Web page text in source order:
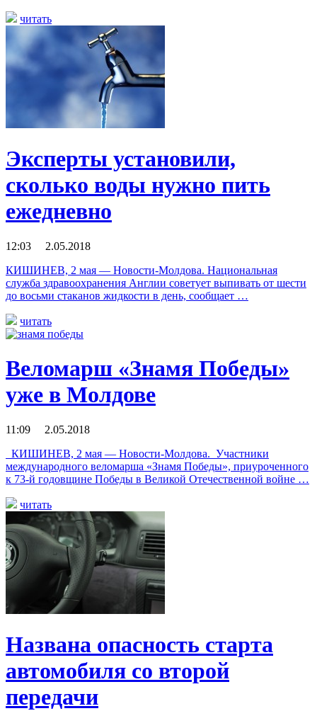
читать
Эксперты установили,
сколько воды нужно пить
ежедневно
12:03 2.05.2018
КИШИНЕВ, 2 мая — Новости-Молдова. Национальная
служба здравоохранения Англии советует выпивать от шести
до восьми стаканов жидкости в день, сообщает …
читать
Веломарш «Знамя Победы»
уже в Молдове
11:09 2.05.2018
КИШИНЕВ, 2 мая — Новости-Молдова. Участники
международного веломарша «Знамя Победы», приуроченного
к 73-й годовщине Победы в Великой Отечественной войне …
читать
Названа опасность старта
автомобиля со второй
передачи